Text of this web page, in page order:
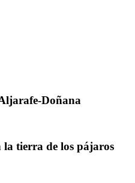
Doñana
la tierra de los pájaros